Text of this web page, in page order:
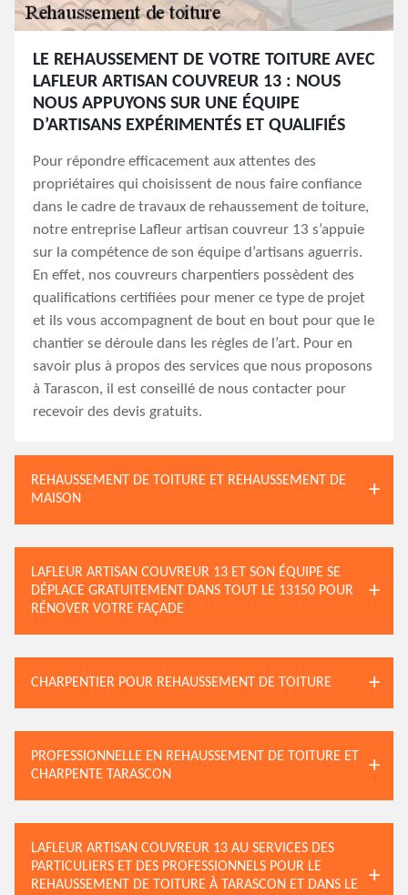
LE REHAUSSEMENT DE VOTRE TOITURE AVEC
LAFLEUR ARTISAN COUVREUR 13 : NOUS
NOUS APPUYONS SUR UNE ÉQUIPE
D’ARTISANS EXPÉRIMENTÉS ET QUALIFIÉS
Pour répondre efficacement aux attentes des
propriétaires qui choisissent de nous faire confiance
dans le cadre de travaux de rehaussement de toiture,
notre entreprise Lafleur artisan couvreur 13 s’appuie
sur la compétence de son équipe d’artisans aguerris.
En effet, nos couvreurs charpentiers possèdent des
qualifications certifiées pour mener ce type de projet
et ils vous accompagnent de bout en bout pour que le
chantier se déroule dans les règles de l’art. Pour en
savoir plus à propos des services que nous proposons
à Tarascon, il est conseillé de nous contacter pour
recevoir des devis gratuits.
REHAUSSEMENT DE TOITURE ET REHAUSSEMENT DE
MAISON
LAFLEUR ARTISAN COUVREUR 13 ET SON ÉQUIPE SE
DÉPLACE GRATUITEMENT DANS TOUT LE 13150 POUR
RÉNOVER VOTRE FAÇADE
CHARPENTIER POUR REHAUSSEMENT DE TOITURE
PROFESSIONNELLE EN REHAUSSEMENT DE TOITURE ET
CHARPENTE TARASCON
LAFLEUR ARTISAN COUVREUR 13 AU SERVICES DES
PARTICULIERS ET DES PROFESSIONNELS POUR LE
REHAUSSEMENT DE TOITURE À TARASCON ET DANS LE